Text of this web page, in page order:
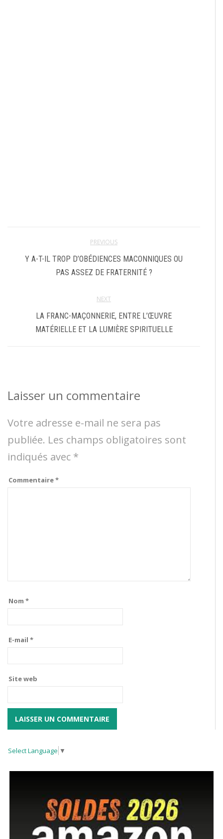
PREVIOUS
Y A-T-IL TROP D’OBÉDIENCES MACONNIQUES OU
PAS ASSEZ DE FRATERNITÉ ?
NEXT
LA FRANC-MAÇONNERIE, ENTRE L’ŒUVRE
MATÉRIELLE ET LA LUMIÈRE SPIRITUELLE
Laisser un commentaire
Votre adresse e-mail ne sera pas
publiée. Les champs obligatoires sont
indiqués avec *
Commentaire*
Nom *
E-mail *
Site web
Select Language ▼